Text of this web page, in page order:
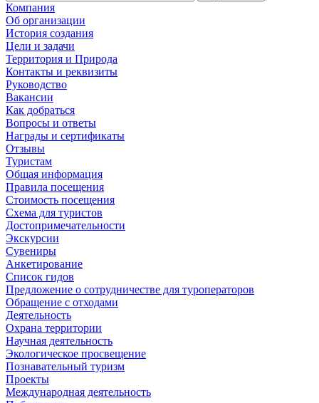
Компания
Об организации
История создания
Цели и задачи
Территория и Природа
Контакты и реквизиты
Руководство
Вакансии
Как добраться
Вопросы и ответы
Награды и сертификаты
Отзывы
Туристам
Общая информация
Правила посещения
Стоимость посещения
Схема для туристов
Достопримечательности
Экскурсии
Сувениры
Анкетирование
Список гидов
Предложение о сотрудничестве для туроператоров
Обращение с отходами
Деятельность
Охрана территории
Научная деятельность
Экологическое просвещение
Познавательный туризм
Проекты
Международная деятельность